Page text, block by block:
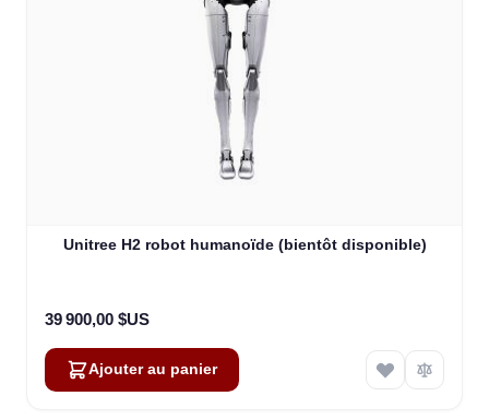
Unitree H2 robot humanoïde (bientôt disponible)
39 900,00 $US
Ajouter au panier